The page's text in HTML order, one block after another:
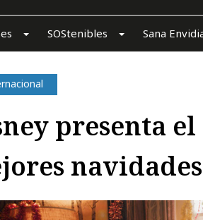
SOStenibles Sana
presenta